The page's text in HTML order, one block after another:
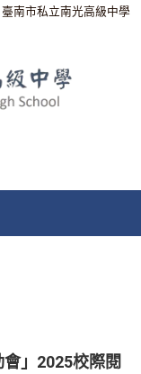
臺南市私立南光高級中學
會」2025校際閱